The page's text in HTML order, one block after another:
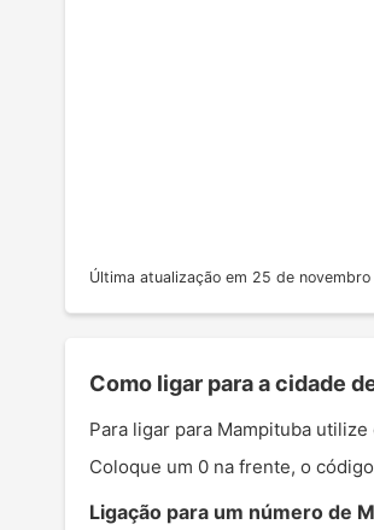
Última atualização em 25 de
Como ligar para a cidade
Para ligar para Mampituba
Coloque um 0 na frente, o
Ligação para um número de